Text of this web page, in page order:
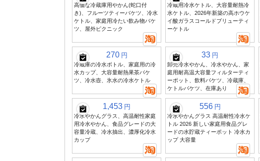
高価な冷蔵庫用やかん(蛇口付
き)、フルーツティーバケツ、冷水
ケトル、家庭用冷たい飲み物バケ
ツ、屋外ピクニック
冷蔵用冷水ケトル、大容量耐熱冷
水ケトル、2026年新築の高ホウケ
イ酸ガラスコールドブリューティ
ーケトル
270 円
冷蔵庫の冷水ボトル、家庭用の冷
水カップ、大容量耐熱果茶バケ
ツ、冷水壺、氷水の冷水ケトル
33 円
卸売冷水やかん、冷水やかん、家
庭用耐高温大容量フィルターティ
ーポット、飲料バケツ、冷蔵庫、
ケトルバケツ、在庫あり
1,453 円
冷水やかんグラス、高温耐性家庭
用冷水やかん、食品グレードの大
容量冷蔵、冷水抽出、濃厚化冷水
カップ
556 円
冷水やかんグラス 高温耐性冷水ケ
トル 2026 新しい家庭用食品グレ
ードの水貯蔵ティーポット 冷水カ
ップ 大容量